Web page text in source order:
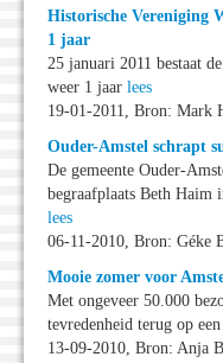
Historische Vereniging
1 jaar
25 januari 2011 bestaat
weer 1 jaar lees
19-01-2011, Bron: Mark
Ouder-Amstel schrapt
De gemeente Ouder-
begraafplaats Beth Haim
lees
06-11-2010, Bron: Géke
Mooie zomer voor
Met ongeveer 50.000
tevredenheid terug op
13-09-2010, Bron: Anja